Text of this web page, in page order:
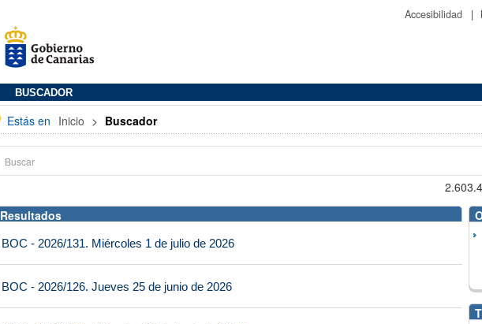
Accesibilidad |
BUSCADOR
Estás en Inicio > Buscador
Resultados
BOC - 2026/131. Miércoles 1 de julio de 2026
BOC - 2026/126. Jueves 25 de junio de 2026